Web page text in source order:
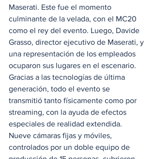
Maserati. Este fue el momento
culminante de la velada, con el MC20
como el rey del evento. Luego, Davide
Grasso, director ejecutivo de Maserati, y
una representación de los empleados
ocuparon sus lugares en el escenario.
Gracias a las tecnologías de última
generación, todo el evento se
transmitió tanto físicamente como por
streaming, con la ayuda de efectos
especiales de realidad extendida.
Nueve cámaras fijas y móviles,
controlados por un doble equipo de